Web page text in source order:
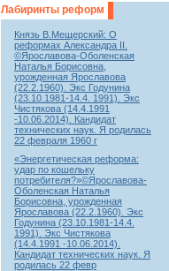
Лабиринты реформ
Князь В.Мещерский: О
реформах Александра II.
©Ярославова-Оболенская
Наталья Борисовна,
урожденная Ярославова
(22.2.1960). Экс Годунина
(23.10.1981-14.4. 1991). Экс
Чистякова (14.4.1991
-10.06.2014). Кандидат
технических наук. Я родилась
22 февраля 1960 г
«Энергетическая реформа:
удар по кошельку
потребителя?»©Ярославова-
Оболенская Наталья
Борисовна, урожденная
Ярославова (22.2.1960). Экс
Годунина (23.10.1981-14.4.
1991). Экс Чистякова
(14.4.1991 -10.06.2014).
Кандидат технических наук. Я
родилась 22 февр